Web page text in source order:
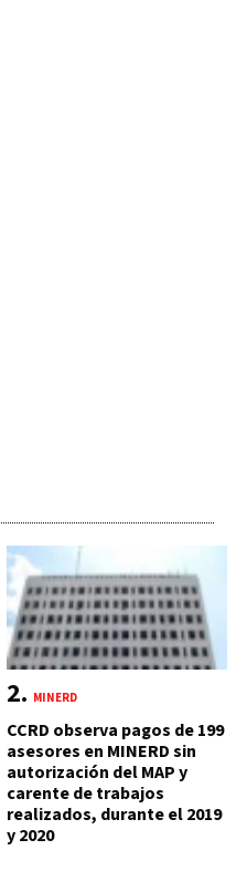
MINERD
CCRD observa pagos de 199
asesores en MINERD sin
autorización del MAP y
carente de trabajos
realizados, durante el 2019
y 2020